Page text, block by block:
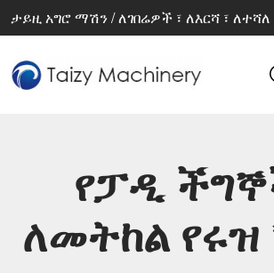
ታይዚ አግሮ ማሽን / ለገበሬዎች ፣ ለእርሻ ፣
የፓዲ
ለመትከል የሩዝ